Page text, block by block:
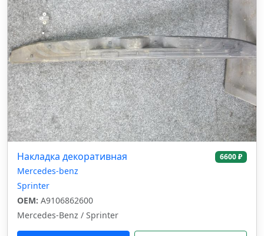
Накладка декоративная 6600 ₽
Mercedes-benz
Sprinter
OEM: A9106862600
Mercedes-Benz / Sprinter